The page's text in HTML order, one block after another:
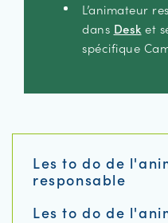
L’animateur
dans Desk et
spécifique
Les to do de
responsable
Les to do de